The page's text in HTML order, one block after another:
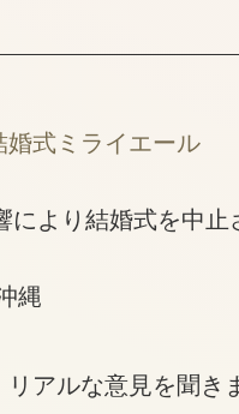
婚式ミライエール
により結婚式を中
縄
アルな意見を聞き